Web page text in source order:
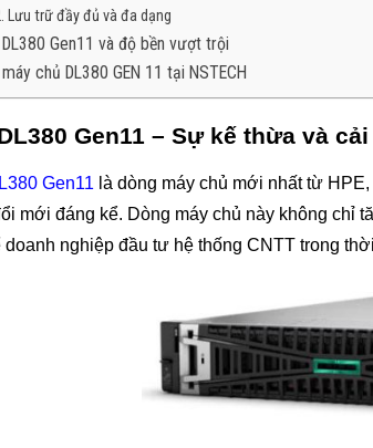
Lưu trữ đầy đủ và đa dạng
DL380 Gen11 và độ bền vượt trội
máy chủ DL380 GEN 11 tại NSTECH
Gen11 – Sự kế thừa và
Gen11 là dòng máy chủ mới nhất từ
mới đáng kể. Dòng máy chủ này không chỉ
doanh nghiệp đầu tư hệ thống CNTT trong